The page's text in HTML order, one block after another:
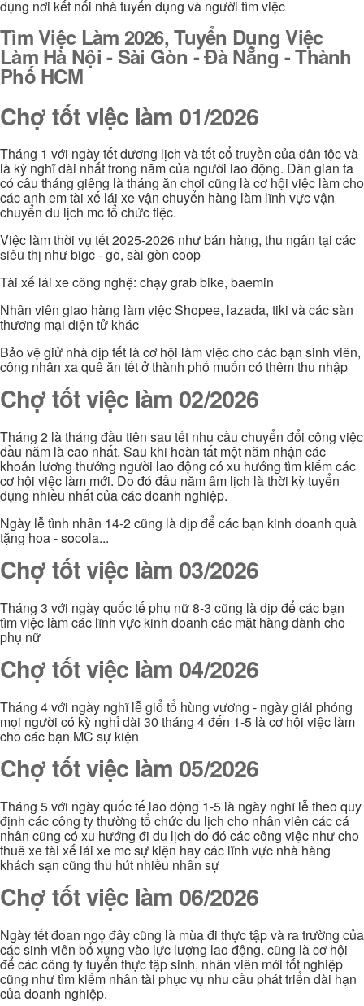
dụng nơi kết nối nhà tuyển dụng và người tìm việc
Tìm Việc Làm 2026, Tuyển Dụng Việc
Làm Hà Nội - Sài Gòn - Đà Nẵng - Thành
Phố HCM
Chợ tốt việc làm 01/2026
Tháng 1 với ngày tết dương lịch và tết cổ truyền của dân tộc và
là kỳ nghĩ dài nhất trong năm của người lao động. Dân gian ta
có câu tháng giêng là tháng ăn chơi cũng là cơ hội việc làm cho
các anh em tài xế lái xe vận chuyển hàng làm lĩnh vực vận
chuyển du lịch mc tổ chức tiệc.
Việc làm thời vụ tết 2025-2026 như bán hàng, thu ngân tại các
siêu thị như bigc - go, sài gòn coop
Tài xế lái xe công nghệ: chạy grab bike, baemin
Nhân viên giao hàng làm việc Shopee, lazada, tiki và các sàn
thương mại điện tử khác
Bảo vệ giử nhà dịp tết là cơ hội làm việc cho các bạn sinh viên,
công nhân xa quê ăn tết ở thành phố muốn có thêm thu nhập
Chợ tốt việc làm 02/2026
Tháng 2 là tháng đầu tiên sau tết nhu cầu chuyển đổi công việc
đầu năm là cao nhất. Sau khi hoàn tất một năm nhận các
khoản lương thưởng người lao động có xu hướng tìm kiếm các
cơ hội việc làm mới. Do đó đầu năm âm lịch là thời kỳ tuyển
dụng nhiều nhất của các doanh nghiệp.
Ngày lễ tình nhân 14-2 cũng là dịp để các bạn kinh doanh quà
tặng hoa - socola...
Chợ tốt việc làm 03/2026
Tháng 3 với ngày quốc tế phụ nữ 8-3 cũng là dịp để các bạn
tìm việc làm các lĩnh vực kinh doanh các mặt hàng dành cho
phụ nữ
Chợ tốt việc làm 04/2026
Tháng 4 với ngày nghĩ lễ giổ tổ hùng vương - ngày giải phóng
mọi người có kỳ nghỉ dài 30 tháng 4 đến 1-5 là cơ hội việc làm
cho các bạn MC sự kiện
Chợ tốt việc làm 05/2026
Tháng 5 với ngày quốc tế lao động 1-5 là ngày nghĩ lễ theo quy
định các công ty thường tổ chức du lịch cho nhân viên các cá
nhân cũng có xu hướng đi du lịch do đó các công việc như cho
thuê xe tài xế lái xe mc sự kiện hay các lĩnh vực nhà hàng
khách sạn cũng thu hút nhiều nhân sự
Chợ tốt việc làm 06/2026
Ngày tết đoan ngọ đây cũng là mùa đi thực tập và ra trường của
các sinh viên bổ xung vào lực lượng lao động. cũng là cơ hội
để các công ty tuyển thực tập sinh, nhân viên mới tốt nghiệp
cũng như tìm kiếm nhân tài phục vụ nhu cầu phát triển dài hạn
của doanh nghiệp.